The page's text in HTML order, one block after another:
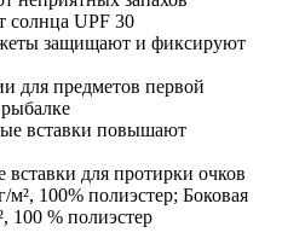
солнца UPF 30
защищают и фиксируют
для предметов первой
вставки повышают
для протирки очков
100% полиэстер; Боковая
100 % полиэстер